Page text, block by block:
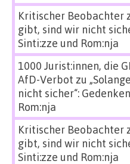
Kritischer Beobachter
gibt, sind wir nicht
Sinti:zze und Rom:nja
1000 Jurist:innen, die
AfD-Verbot zu
nicht sicher“:
Rom:nja
Kritischer Beobachter
gibt, sind wir nicht
Sinti:zze und Rom:nja